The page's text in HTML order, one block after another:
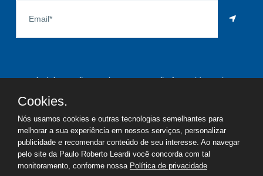
As informações aqui constantes são fornecidas pelo
proprietário do imóvel e estão sujeitas a alteração a qualquer
©2026Copyright - Paulo Roberto Leardi | Todos os direitos
Cookies.
Nós usamos cookies e outras tecnologias semelhantes para
melhorar a sua experiência em nossos serviços, personalizar
publicidade e recomendar conteúdo de seu interesse. Ao navegar
pelo site da Paulo Roberto Leardi você concorda com tal
monitoramento, conforme nossa Política de privacidade